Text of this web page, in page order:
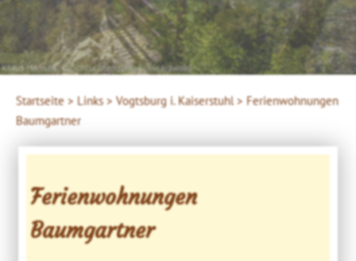
Klaus Hansen, © Schluchtensteig Schwarzwald
Startseite > Links > Vogtsburg i. Kaiserstuhl > Ferienwohnungen
Baumgartner
Ferienwohnungen
Baumgartner